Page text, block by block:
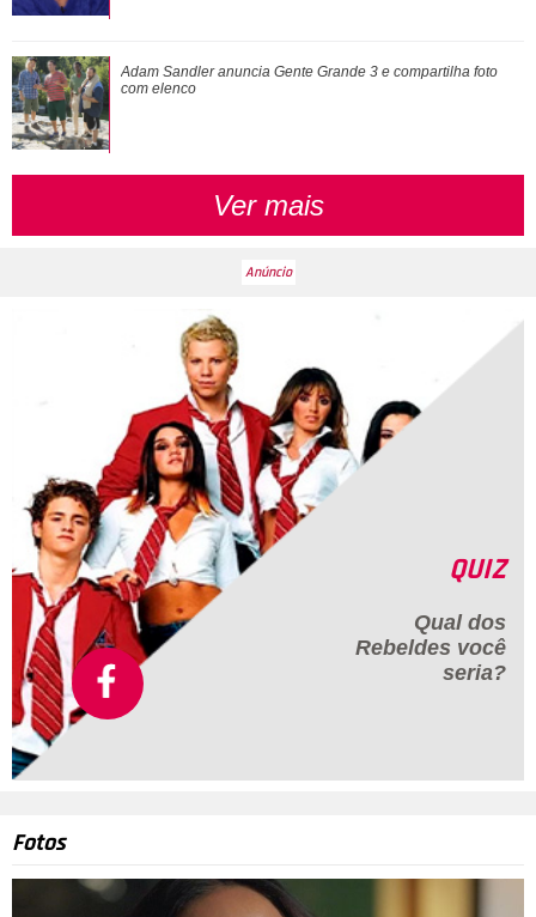
Adam Sandler anuncia Gente Grande 3 e compartilha foto
com elenco
Ver mais
QUIZ
Qual dos
Rebeldes você
seria?
Fotos